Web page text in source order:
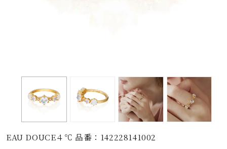
誕生石
石の色
EAU DOUCE４℃ 品番：142228141002